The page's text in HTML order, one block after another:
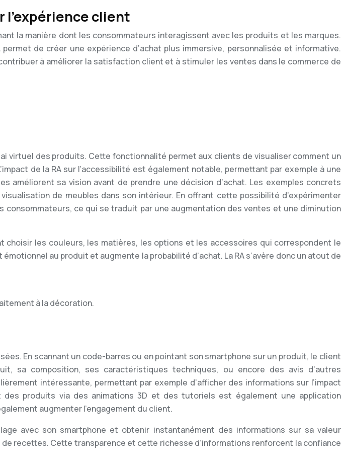
client
la manière dont les consommateurs interagissent avec les produits et les marques.
de créer une expérience d’achat plus immersive, personnalisée et informative.
à améliorer la satisfaction client et à stimuler les ventes dans le commerce de
virtuel des produits. Cette fonctionnalité permet aux clients de visualiser comment un
de la RA sur l’accessibilité est également notable, permettant par exemple à une
améliorent sa vision avant de prendre une décision d’achat. Les exemples concrets
de meubles dans son intérieur. En offrant cette possibilité d’expérimenter
ce qui se traduit par une augmentation des ventes et une diminution
choisir les couleurs, les matières, les options et les accessoires qui correspondent le
au produit et augmente la probabilité d’achat. La RA s’avère donc un atout de
à la décoration.
En scannant un code-barres ou en pointant son smartphone sur un produit, le client
sa composition, ses caractéristiques techniques, ou encore des avis d’autres
intéressante, permettant par exemple d’afficher des informations sur l’impact
des produits via des animations 3D et des tutoriels est également une application
augmenter l’engagement du client.
avec son smartphone et obtenir instantanément des informations sur sa valeur
recettes. Cette transparence et cette richesse d’informations renforcent la confiance